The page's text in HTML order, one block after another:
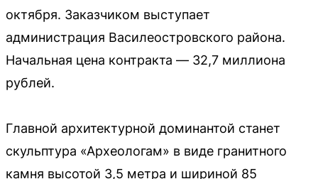
октября. Заказчиком выступает
администрация Василеостровского района.
Начальная цена контракта — 32,7 миллиона
рублей.
Главной архитектурной доминантой станет
скульптура «Археологам» в виде гранитного
камня высотой 3,5 метра и шириной 85